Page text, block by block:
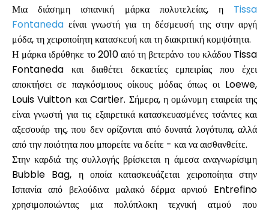
Επικοινωνήστε μαζί μας
Βοήθεια
Ο λογαριασμός μου
Λάβετε χρηματοδότηση
Μια διάσημη ισπανική μάρκα πολυτελείας, η Tissa
Fontaneda είναι γνωστή για τη δέσμευσή της στην αργή
μόδα, τη χειροποίητη κατασκευή και τη διακριτική κομψότητα.
Η μάρκα ιδρύθηκε το 2010 από τη βετεράνο του κλάδου Tissa
Fontaneda και διαθέτει δεκαετίες εμπειρίας που έχει
αποκτήσει σε παγκόσμιους οίκους μόδας όπως οι Loewe,
Louis Vuitton και Cartier. Σήμερα, η ομώνυμη εταιρεία της
είναι γνωστή για τις εξαιρετικά κατασκευασμένες τσάντες και
αξεσουάρ της, που δεν ορίζονται από δυνατά λογότυπα, αλλά
από την ποιότητα που μπορείτε να δείτε - και να αισθανθείτε.
Στην καρδιά της συλλογής βρίσκεται η άμεσα αναγνωρίσιμη
Bubble Bag, η οποία κατασκευάζεται χειροποίητα στην
Ισπανία από βελούδινα μαλακό δέρμα αρνιού Entrefino
χρησιμοποιώντας μια πολύπλοκη τεχνική ατμού που